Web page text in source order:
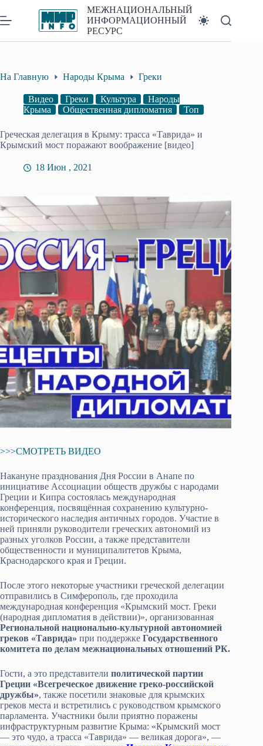
к
сути
МЕЖНАЦИОНАЛЬНЫЙ
ИНФОРМАЦИОННЫЙ
РЕСУРС
На Главную Народы Крыма Греки
Видео Греки Культура
Народы
Крыма
Общественная дипломатия Топ
Греческая делегация в Крыму: трасса «Таврида» и
Крымский мост поражают воображение [видео]
18 Июн , 2021
>>>СМОТРЕТЬ ВИДЕО
Накануне празднования Дня России в Анапе по
инициативе Ассоциации обществ дружбы с народами
Греции и Кипра состоялась международная
конференция, посвящённая сохранению культурно-
исторического наследия античных городов. Участие в
ней приняли руководители греческих автономий из
разных уголков России, а также представители
общественности и муниципалитетов Крыма,
Краснодарского края и Греции.
После этого некоторые участники греческой делегации
отправились в Симферополь, где проходила
международная конференция «Крымский мост. Греки
(народная дипломатия в действии)», организованная
Региональной национально-культурной автономией
греков «Таврида» при поддержке Государственного
комитета по делам межнациональных отношений РК.
Гости, а это представители политической партии
Греции «Всегреческое движение греко-российской
дружбы», также посетили знаковые для крымских
греков места и встретились с руководством крымского
парламента. Участники были приятно поражены
инфраструктурным развитие Крыма: «Крымский мост
— это чудо, а трасса «Таврида» — великая дорога», —